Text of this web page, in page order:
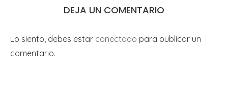
DEJA UN COMENTARIO
Lo siento, debes estar conectado para publicar un
comentario.